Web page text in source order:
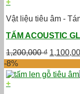
+
Vật liệu tiêu âm -
TẤM ACOUSTIC
1,200,000₫ Giá
gốc
là:
-8%
+